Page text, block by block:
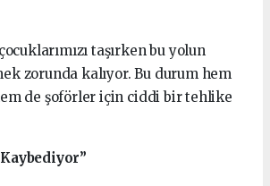
taşırken bu yolun
zorunda kalıyor. Bu durum hem
de şoförler için ciddi bir tehlike